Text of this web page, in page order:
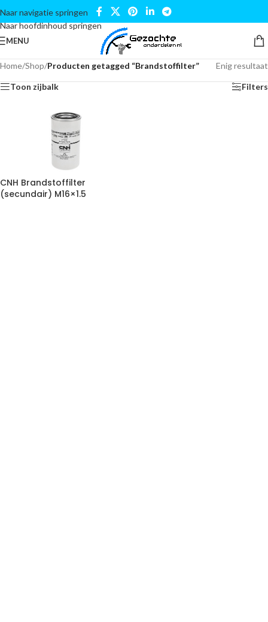
Naar navigatie springen
Naar hoofdinhoud springen
MENU
Home/Shop/Producten getagged “Brandstoffilter” Enig resultaat
Toon zijbalk Filters
CNH Brandstoffilter
(secundair) M16×1.5